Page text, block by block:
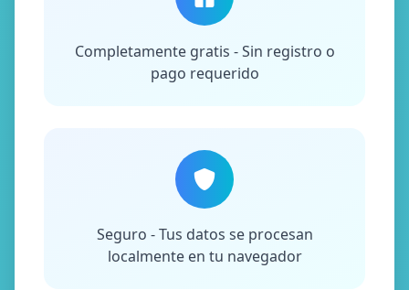
Completamente gratis - Sin registro o
pago requerido
Seguro - Tus datos se procesan
localmente en tu navegador